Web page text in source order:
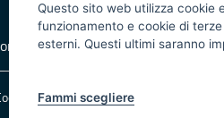
risorse del POR Puglia 2014/
e privacy
Questo sito web utilizza cookie
funzionamento e cookie di
esterni. Questi ultimi saranno
Fammi scegliere